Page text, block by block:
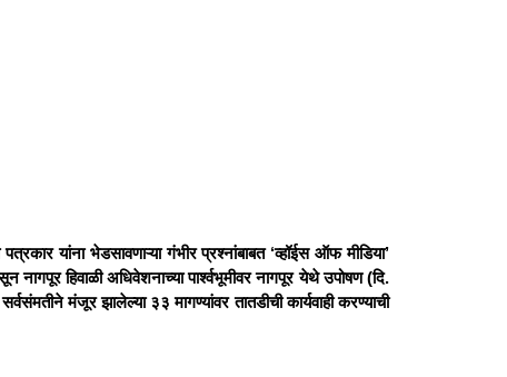
यांना भेडसावणाऱ्या गंभीर प्रश्नांबाबत ‘व्हॉईस ऑफ मीडिया’
हिवाळी अधिवेशनाच्या पार्श्वभूमीवर नागपूर येथे उपोषण (दि.
मंजूर झालेल्या ३३ मागण्यांवर तातडीची कार्यवाही करण्याची